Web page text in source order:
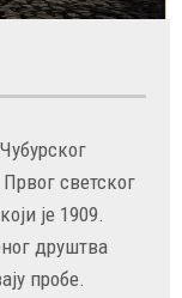
светског
је 1909.
друштва
пробе.